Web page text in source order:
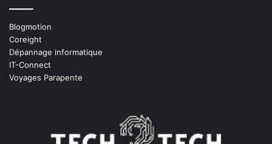
Blogmotion
Coreight
Dépannage informatique
IT-Connect
Voyages Parapente